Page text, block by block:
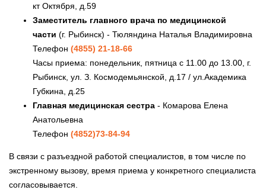
кт Октября, д.59
Заместитель главного врача по медицинской
части (г. Рыбинск) - Тюляндина Наталья Владимировна
Телефон (4855) 21-18-66
Часы приема: понедельник, пятница с 11.00 до 13.00, г.
Рыбинск, ул. З. Космодемьянской, д.17 / ул.Академика
Губкина, д.25
Главная медицинская сестра - Комарова Елена
Анатольевна
Телефон (4852)73-84-94
В связи с разъездной работой специалистов, в том числе по
экстренному вызову, время приема у конкретного специалиста
согласовывается.